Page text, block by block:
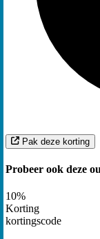
Pak deze korting
Probeer ook deze
10%
Korting
kortingscode